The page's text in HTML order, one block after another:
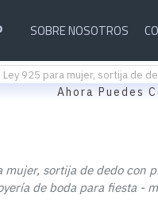
SOBRE NOSOTROS
Ley 925 para mujer, sortija de
Ahora Puedes